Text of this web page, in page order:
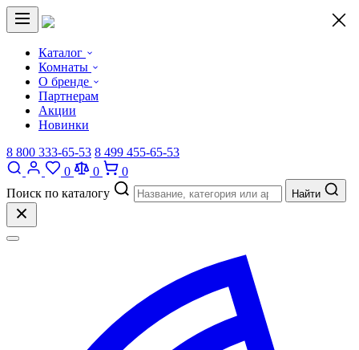
Каталог
Комнаты
О бренде
Партнерам
Акции
Новинки
8 800 333-65-53 8 499 455-65-53
0
0
0
Поиск по каталогу
Найти
×